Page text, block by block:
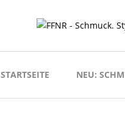
STARTSEITE NEU: